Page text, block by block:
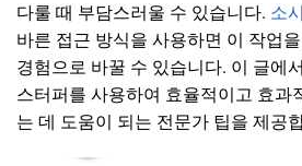
다룰 때 부담스러울 수 있습니다. 소
바른 접근 방식을 사용하면 이 작업
경험으로 바꿀 수 있습니다. 이 글에
스터퍼를 사용하여 효율적이고 효과
는 데 도움이 되는 전문가 팁을 제공